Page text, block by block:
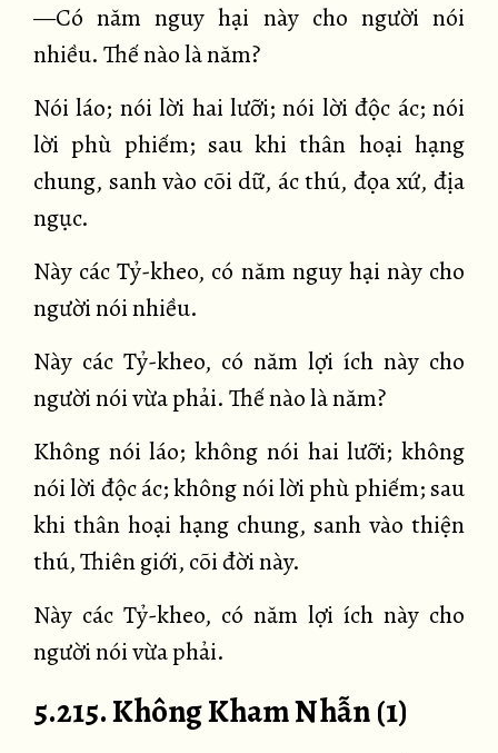
—Có năm nguy hại này cho người nói
nhiều. Thế nào là năm?
Nói láo; nói lời hai lưỡi; nói lời độc ác; nói
lời phù phiếm; sau khi thân hoại hạng
chung, sanh vào cõi dữ, ác thú, đọa xứ, địa
ngục.
Này các Tỷ-kheo, có năm nguy hại này cho
người nói nhiều.
Này các Tỷ-kheo, có năm lợi ích này cho
người nói vừa phải. Thế nào là năm?
Không nói láo; không nói hai lưỡi; không
nói lời độc ác; không nói lời phù phiếm; sau
khi thân hoại hạng chung, sanh vào thiện
thú, Thiên giới, cõi đời này.
Này các Tỷ-kheo, có năm lợi ích này cho
người nói vừa phải.
5.215. Không Kham Nhẫn (1)